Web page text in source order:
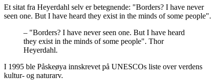
Et sitat fra Heyerdahl selv er betegnende: "Borders? I have never
seen one. But I have heard they exist in the minds of some people".
– "Borders? I have never seen one. But I have heard
they exist in the minds of some people". Thor
Heyerdahl.
I 1995 ble Påskeøya innskrevet på UNESCOs liste over verdens
kultur- og naturarv.